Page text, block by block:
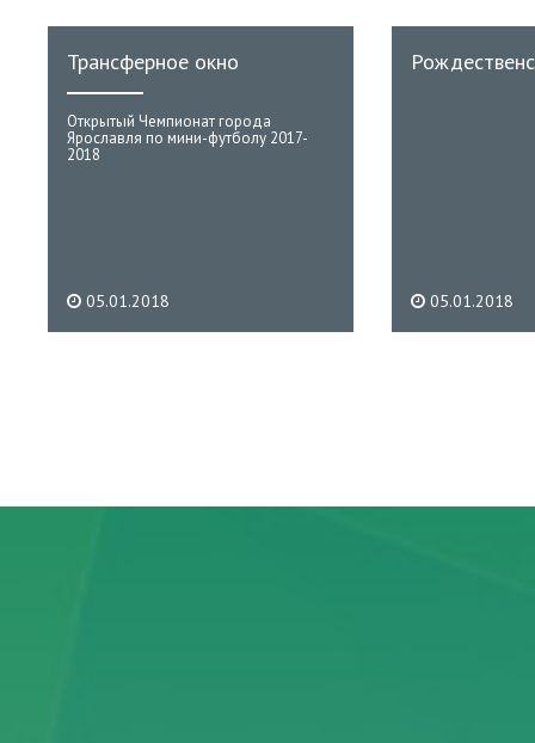
Трансферное окно
Открытый Чемпионат города
Ярославля по мини-футболу 2017-
2018
05.01.2018 05.01.2018